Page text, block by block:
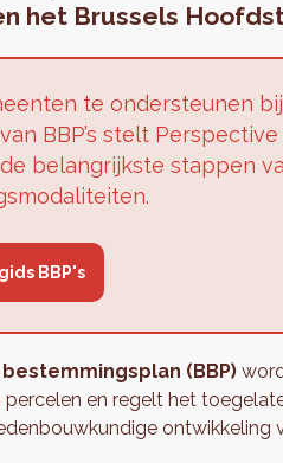
het Brussels
te ondersteunen
BBP’s stelt
belangrijkste stappen
BBP's
(BBP)
en regelt het
ontwikkeling